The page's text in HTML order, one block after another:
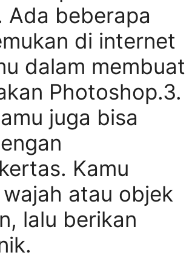
beberapa
di internet
dalam membuat
Photoshop.3.
juga bisa
Kamu
atau objek
lalu berikan